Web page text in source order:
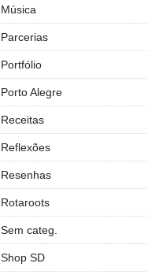
Música
Parcerias
Portfólio
Porto Alegre
Receitas
Reflexões
Resenhas
Rotaroots
Sem categ.
Shop SD